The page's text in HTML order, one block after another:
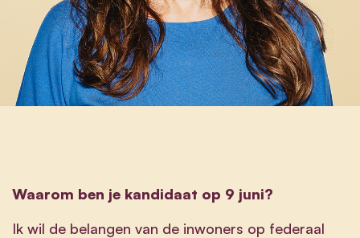
Waarom ben je kandidaat op 9 juni?
Ik wil de belangen van de inwoners op federaal